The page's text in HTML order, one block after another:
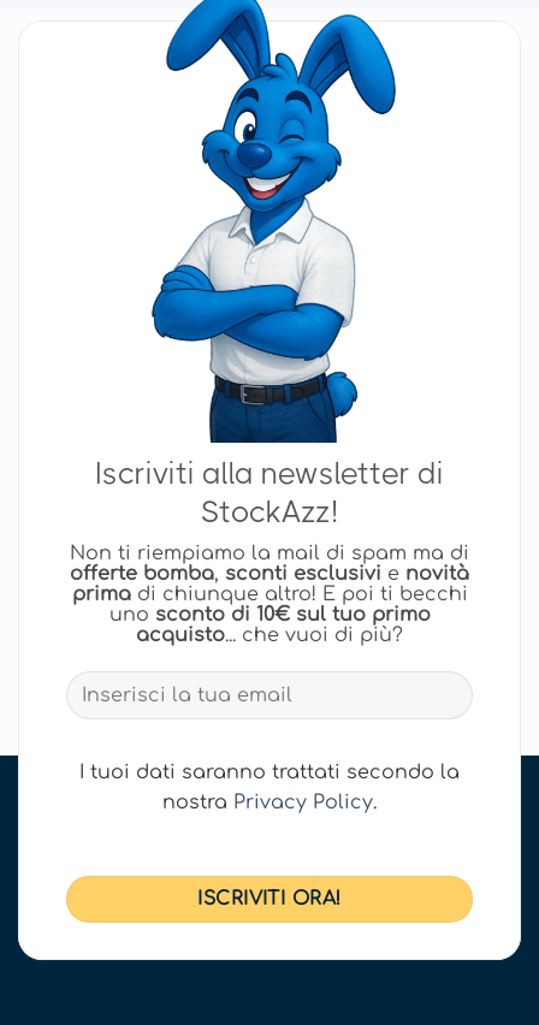
Iscriviti alla newsletter di
StockAzz!
Non ti riempiamo la mail di spam ma di
offerte bomba, sconti esclusivi e novità
primadi chiunque altro! E poi ti becchi
uno sconto di 10€ sul tuo primo
acquisto... che vuoi di più?
I tuoi dati saranno trattati secondo la
nostra Privacy Policy.